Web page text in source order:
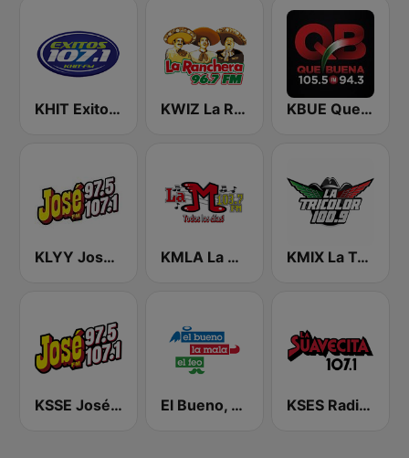
KHIT Exitos 107.1 FM KWIZ La Ranchera 96.7 FM (US Only) KBUE Que Buena 105.5 / 94.3 FM (US Only)
KLYY José 97.5 y 107.1 KMLA La M 103.7 FM KMIX La Tricolor 100.9 FM
KSSE José 97.5 y 107.1 El Bueno, La Mala y El Feo KSES Radio La Suavecita 107.1